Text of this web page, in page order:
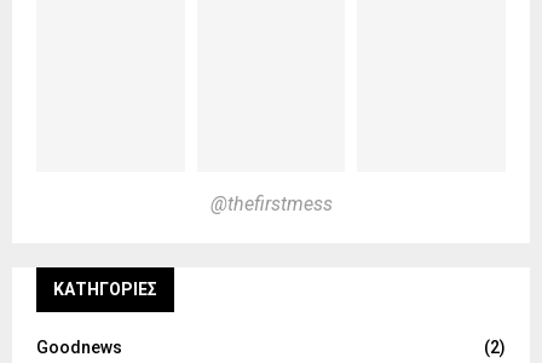
@thefirstmess
KΑΤΗΓΟΡΊΕΣ
Goodnews
(2)